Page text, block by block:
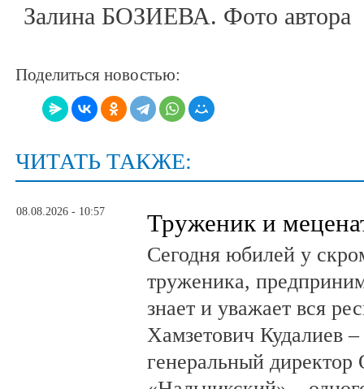
Залина БОЗИЕВА. Фото автора
Поделиться новостью:
ЧИТАТЬ ТАКЖЕ:
08.08.2026 - 10:57 Труженик и
Сегодня юбилей у
труженика,
знает и уважает вся
Хамзетович Кудалиев
генеральный